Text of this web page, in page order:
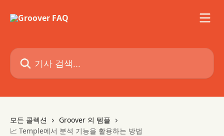
기사 검색...
모든 콜렉션
Groover 의 템플
📈 Temple에서 분석 기능을 활용하는 방법